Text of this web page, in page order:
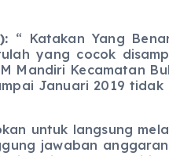
“ Katakan Yang
yang cocok
Mandiri Kecamatan
Januari 2019
langsung
jawaban